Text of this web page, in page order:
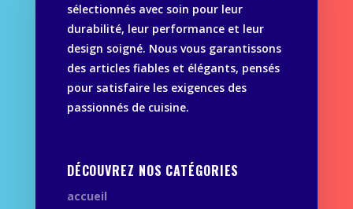
sélectionnés avec soin pour leur
durabilité, leur performance et leur
design soigné. Nous vous garantissons
des articles fiables et élégants, pensés
pour satisfaire les exigences des
passionnés de cuisine.
DÉCOUVREZ NOS CATÉGORIES
accueil